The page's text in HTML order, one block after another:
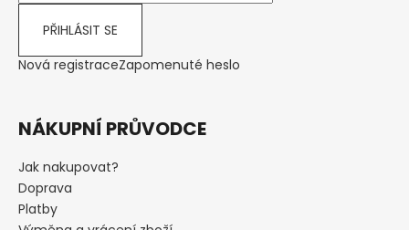
PŘIHLÁSIT SE
Nová registraceZapomenuté heslo
NÁKUPNÍ PRŮVODCE
Jak nakupovat?
Doprava
Platby